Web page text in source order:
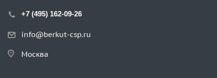
+7 (495) 162-09-26
info@berkut-csp.ru
Москва